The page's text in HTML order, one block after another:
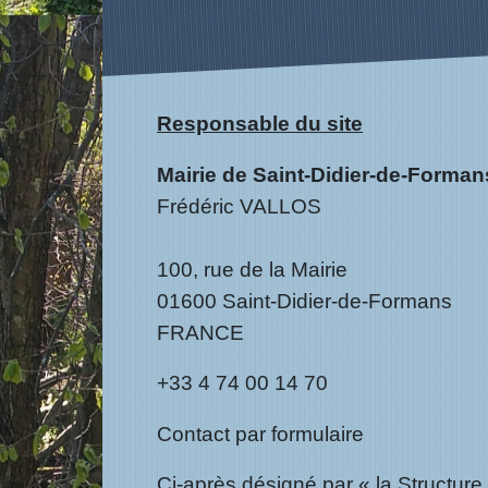
Responsable du site
Mairie de Saint-Didier-de-
Frédéric VALLOS
100, rue de la Mairie
01600 Saint-Didier-de-Formans
FRANCE
+33 4 74 00 14 70
Contact par formulaire